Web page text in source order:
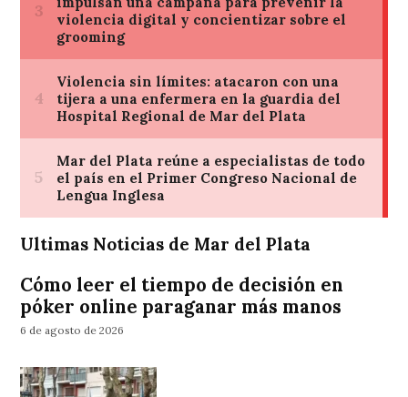
Ultimas Noticias de Mar del Plata
Cómo leer el tiempo de decisión en
póker online paraganar más manos
6 de agosto de 2026